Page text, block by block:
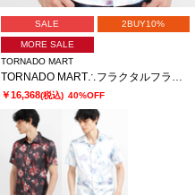
SALE 2BUY10%
MORE SALE
TORNADO MART
TORNADO MART∴フラクタルフラワープリント半袖シャツ
￥16,368(税込) 40%OFF